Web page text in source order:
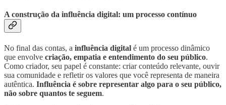
A construção da influência digital: um processo contínuo
No final das contas, a influência digital é um processo dinâmico
que envolve criação, empatia e entendimento do seu público.
Como criador, seu papel é constante: criar conteúdo relevante, ouvir
sua comunidade e refletir os valores que você representa de maneira
autêntica. Influência é sobre representar algo para o seu público,
não sobre quantos te seguem.